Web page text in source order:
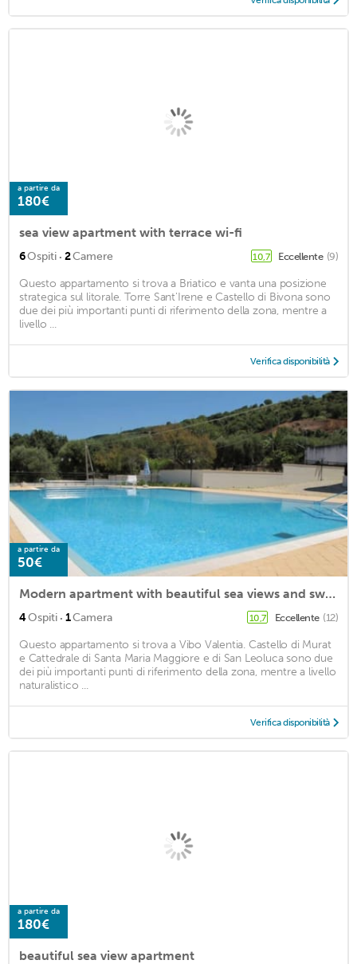
a partire da
180€
sea view apartment with terrace wi-fi
6Ospiti · 2Camere 10,7 Eccellente (9)
Questo appartamento si trova a Briatico e vanta una posizione
strategica sul litorale. Torre Sant'Irene e Castello di Bivona sono
due dei più importanti punti di riferimento della zona, mentre a
livello ...
Verifica disponibilità
a partire da
50€
Modern apartment with beautiful sea views and swimming pool.
4Ospiti · 1Camera 10,7 Eccellente (12)
Questo appartamento si trova a Vibo Valentia. Castello di Murat
e Cattedrale di Santa Maria Maggiore e di San Leoluca sono due
dei più importanti punti di riferimento della zona, mentre a livello
naturalistico ...
Verifica disponibilità
a partire da
180€
beautiful sea view apartment